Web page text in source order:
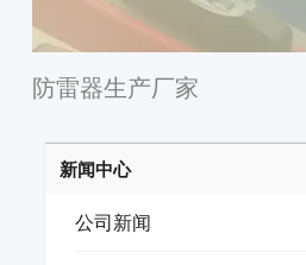
防雷器生产厂家
新闻中心
公司新闻